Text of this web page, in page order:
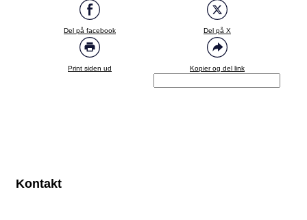
Del på facebook Del på X
Print siden ud Kopier og del link
Kontakt